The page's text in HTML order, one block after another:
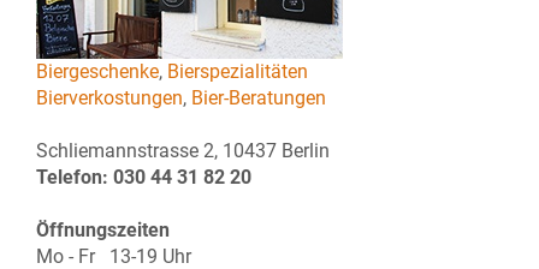
Biergeschenke, Bierspezialitäten
Bierverkostungen, Bier-Beratungen
Schliemannstrasse 2, 10437 Berlin
Telefon: 030 44 31 82 20
Öffnungszeiten
Mo - Fr 13-19 Uhr